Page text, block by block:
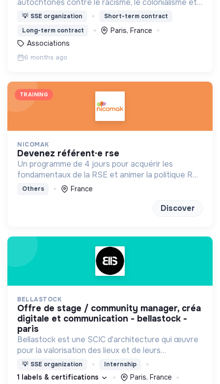
pour un monde où la diversité humaine est enfin
💡 SSE organization
Short-term contract
Long-term contract
Paris, France
Associations
6 months ago
TRAINING
NICOMAK
devenez référent·e rse
Un programme de 4 jours pour acquérir les
fondamentaux de la RSE et animer la politique RSE
de son entreprise.
Others France
Discover
BELLASTOCK
offre de stage / community manager, créa
digitale et communication - bellastock -
paris
Bellastock est une SCIC d'architecture qui œuvre
pour la valorisation des lieux et de leurs
ressources en proposant des alternatives à l'acte
de construire.
💡 SSE organization Internship
1 labels & certifications
Paris, France